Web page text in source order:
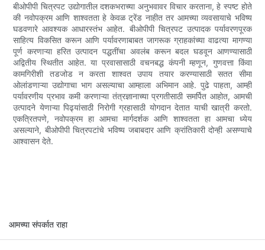
बीओपीपी चित्रपट उद्योगातील दशकभराच्या अनुभवावर विचार करताना, हे स्पष्ट होते
की नवोपक्रम आणि शाश्वतता हे केवळ ट्रेंड नाहीत तर आमच्या व्यवसायाचे भविष्य
घडवणारे आवश्यक आधारस्तंभ आहेत. बीओपीपी चित्रपट उत्पादक पर्यावरणपूरक
साहित्य विकसित करून आणि पर्यावरणाबाबत जागरूक ग्राहकांच्या वाढत्या मागण्या
पूर्ण करणाऱ्या हरित उत्पादन पद्धतींचा अवलंब करून बदल घडवून आणण्यासाठी
अद्वितीय स्थितीत आहेत. या प्रवासासाठी वचनबद्ध कंपनी म्हणून, गुणवत्ता किंवा
कामगिरीशी तडजोड न करता शाश्वत उपाय तयार करण्यासाठी सतत सीमा
ओलांडणाऱ्या उद्योगाचा भाग असल्याचा आम्हाला अभिमान आहे. पुढे पाहता, आम्ही
पर्यावरणीय प्रभाव कमी करणाऱ्या तंत्रज्ञानाच्या प्रगतीसाठी समर्पित आहोत, आमची
उत्पादने येणाऱ्या पिढ्यांसाठी निरोगी ग्रहासाठी योगदान देतात याची खात्री करतो.
एकत्रितपणे, नवोपक्रम हा आमचा मार्गदर्शक आणि शाश्वतता हा आमचा ध्येय
असल्याने, बीओपीपी चित्रपटांचे भविष्य जबाबदार आणि क्रांतिकारी दोन्ही असण्याचे
आश्वासन देते.
आमच्या संपर्कात राहा